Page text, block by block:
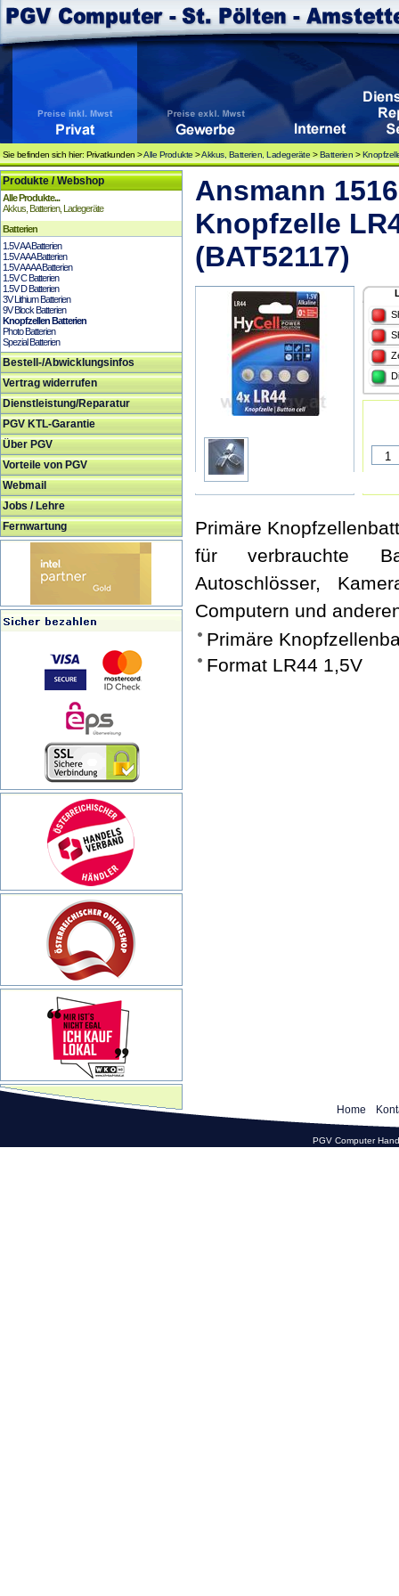
Sie befinden sich hier: Privatkunden >Alle Produkte >Akkus, Batterien, Ladegeräte >Batterien >
Produkte / Webshop
Alle Produkte...
Akkus, Batterien, Ladegeräte
Batterien
1.5V AA Batterien
1.5V AAA Batterien
1.5V AAAA Batterien
1.5V C Batterien
1.5V D Batterien
3V Lithium Batterien
9V Block Batterien
Knopfzellen Batterien
Photo Batterien
Spezial Batterien
Bestell-/Abwicklungsinfos
Vertrag widerrufen
Dienstleistung/Reparatur
PGV KTL-Garantie
Über PGV
Vorteile von PGV
Webmail
Jobs / Lehre
Fernwartung
Ansmann
Knopfzelle
(BAT52117)
Primäre
für verbrauchte
Autoschlösser,
Computern und
Primäre
Format LR44 1,5V
Home
PGV Computer